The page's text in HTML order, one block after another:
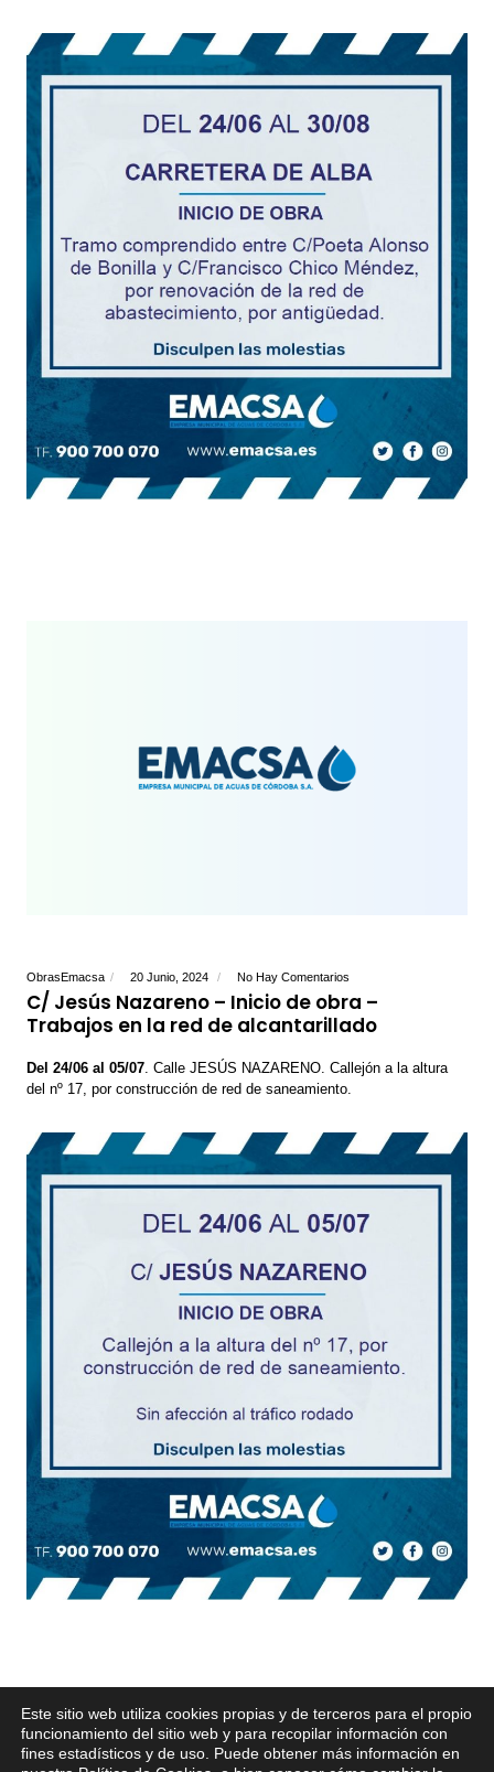
ObrasEmacsa 20 Junio, 2024 No Hay Comentarios
C/ Jesús Nazareno – Inicio de obra –
Trabajos en la red de alcantarillado
Del 24/06 al 05/07. Calle JESÚS NAZARENO. Callejón a la altura
del nº 17, por construcción de red de saneamiento.
Este sitio web utiliza cookies propias y de terceros para el propio
funcionamiento del sitio web y para recopilar información con
fines estadísticos y de uso. Puede obtener más información en